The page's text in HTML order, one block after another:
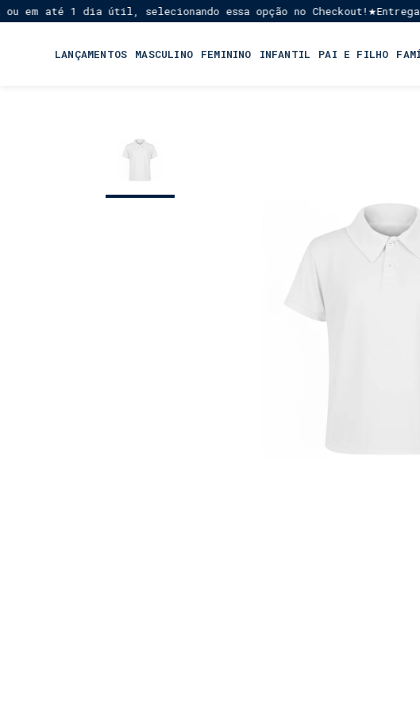
até 1 dia útil, selecionando essa opção no Checkout!★Entrega
LANÇAMENTOS MASCULINO FEMININO INFANTIL PAI E FILHO